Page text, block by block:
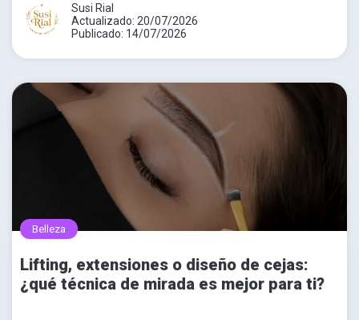
Susi Rial
Actualizado: 20/07/2026
Publicado: 14/07/2026
Belleza
Lifting, extensiones o diseño de cejas:
¿qué técnica de mirada es mejor para ti?